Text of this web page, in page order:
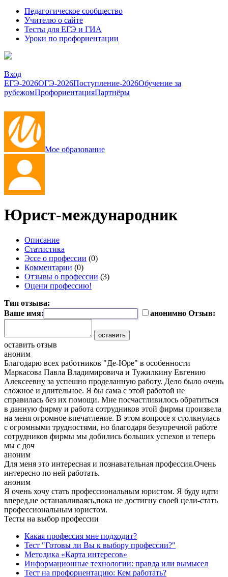
Педагогическое сообщество
Учителю о сайте
Тесты для ЕГЭ и ГИА
Уроки по профориентации
Вход
ЕГЭ-2026ОГЭ-2026Поступление-2026Обучение за
рубежомПрофориентацияПартнёры
Мое образование
Юрист-международник
Описание
Статистика
Эссе о профессии (0)
Комментарии (0)
Отзывы о профессии (3)
Оцени профессию!
Тип отзыва:
Ваше имя:
анонимно Отзыв:
оставить отзыв
aноним
Благодарю всех работников "Де-Юре" в особенности
Маркасова Павла Владимировича и Тужилкину Евгению
Алексеевну за успешно проделанную работу. Дело было очень
сложное и длительное. Я бы сама с этой работой не
справилась без их помощи. Мне посчастливилось обратиться
в данную фирму и работа сотрудников этой фирмы произвела
на меня огромное впечатление. В этом вопросе я столкнулась
с огромными трудностями, но благодаря безупречной работе
сотрудников фирмы мы добились больших успехов и теперь
мы с доч
аноним
Для меня это интересная и познавательная профессия.Очень
интересно по ней работать.
аноним
Я очень хочу стать профессиональным юристом. Я буду идти
вперед,не останавливаясь,пока не достигну своей цели-стать
профессиональным юристом.
Тесты на выбор профессии
Какая профессия мне подходит?
Тест "Готовы ли Вы к выбору профессии?"
Методика «Карта интересов»
Информационные технологии: правда или вымысел
Тест на профориентацию: Кем работать?